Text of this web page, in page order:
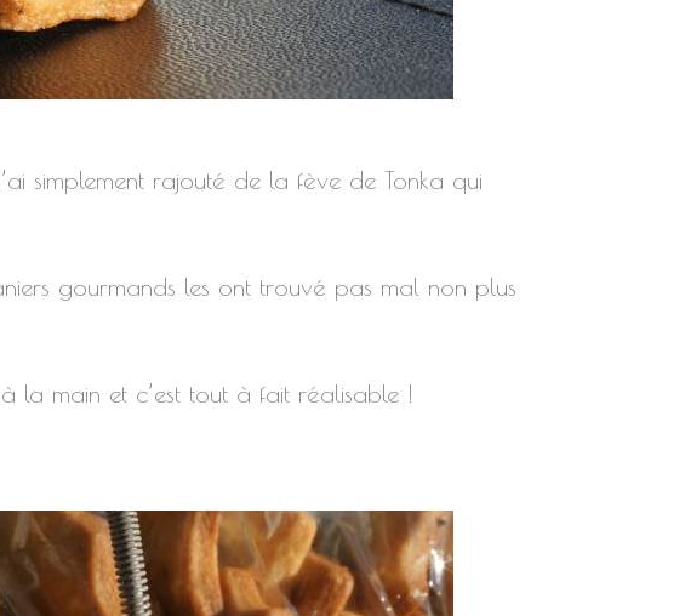
simplement rajouté de la fève de Tonka qui
gourmands les ont trouvé pas mal non plus
la main et c’est tout à fait réalisable !